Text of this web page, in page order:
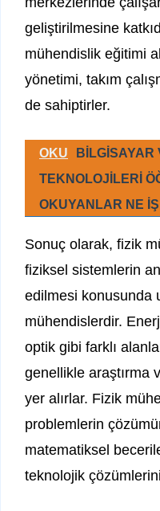
geliştirilmesine
mühendislik eğitimi
yönetimi, takım
de sahiptirler.
OKU
BİLGİSAYAR
TEKNOLOJİLERİ
OKUYANLAR NE
Sonuç olarak, fizik
fiziksel sistemlerin
edilmesi konusunda
mühendislerdir.
optik gibi farklı
genellikle araştırma
yer alırlar. Fizik
problemlerin
matematiksel
teknolojik